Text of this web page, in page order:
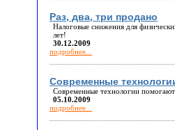
Раз, два, три продано
Налоговые снижения для
лет!
30.12.2009
подробнее...
Современные
Современные технологии
05.10.2009
подробнее...